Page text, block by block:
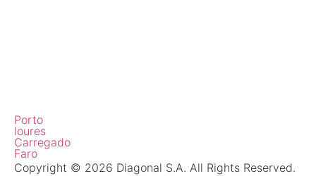
Porto
loures
Carregado
Faro
Copyright © 2026 Diagonal S.A. All Rights Reserved.